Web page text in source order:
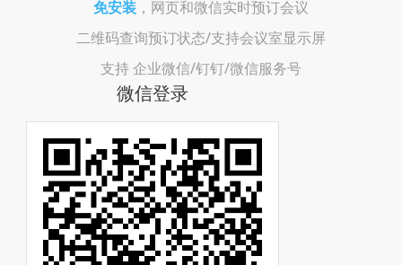
免安装 ，网页和微信实时预订会议
二维码查询预订状态/支持会议室显示屏
支持 企业微信/钉钉/微信服务号